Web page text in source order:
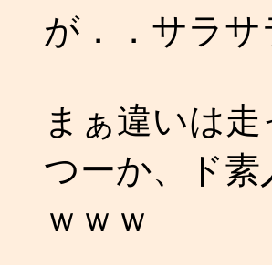
が．．サラ
まぁ違いは
つーか、ド
ｗｗｗ